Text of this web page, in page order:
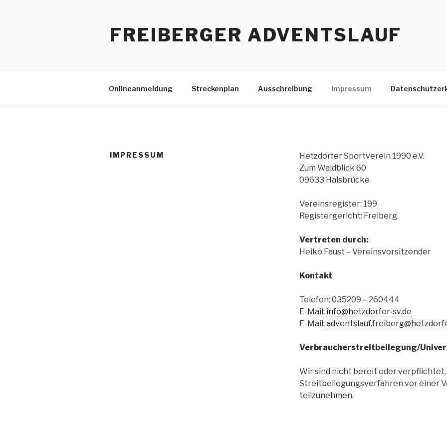
FREIBERGER ADVENTSLAUF
Onlineanmeldung Streckenplan Ausschreibung Impressum
IMPRESSUM
Hetzdorfer Sportverein 1990 e.V.
Zum Waldblick 60
09633 Halsbrücke
Vereinsregister: 199
Registergericht: Freiberg
Vertreten durch:
Heiko Faust – Vereinsvorsitzender
Kontakt
Telefon: 035209 – 260444
E-Mail: info@hetzdorfer-sv.de
E-Mail:
Verbraucher­streit­beilegung/
Wir sind nicht bereit oder verpflichtet,
Streitbeilegungsverfahren vor einer
teilzunehmen.